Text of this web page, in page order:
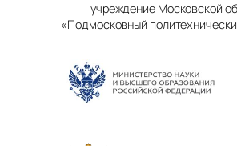
учреждение Московской
«Подмосковный